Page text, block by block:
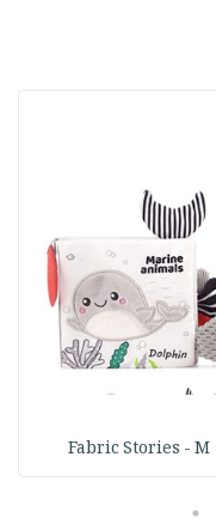
Fabric Stories - M
5